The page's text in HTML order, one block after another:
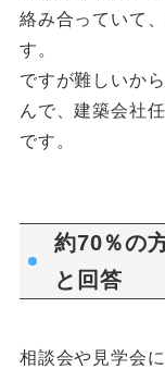
絡み合っていて
す。
ですが難しいか
んで、建築会社
です。
約70％の
と回答
相談会や見学会